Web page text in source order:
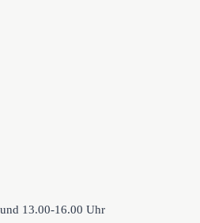
13.00-16.00 Uhr